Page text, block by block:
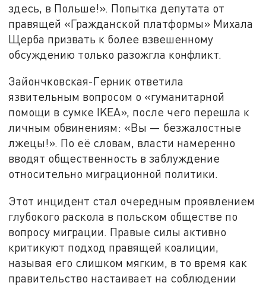
здесь, в Польше!». Попытка депутата от
правящей «Гражданской платформы» Михалa
Щербa призвать к более взвешенному
обсуждению только разожгла конфликт.
Зайончковская-Герник ответила
язвительным вопросом о «гуманитарной
помощи в сумке IKEA», после чего перешла к
личным обвинениям: «Вы — безжалостные
лжецы!». По её словам, власти намеренно
вводят общественность в заблуждение
относительно миграционной политики.
Этот инцидент стал очередным проявлением
глубокого раскола в польском обществе по
вопросу миграции. Правые силы активно
критикуют подход правящей коалиции,
называя его слишком мягким, в то время как
правительство настаивает на соблюдении